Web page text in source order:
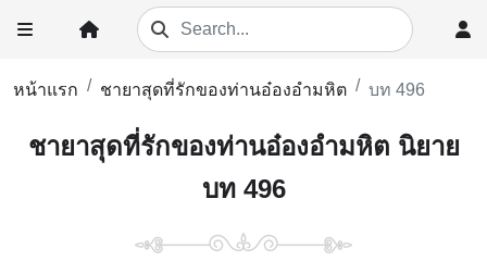
หน้าแรก ชายาสุดที่รักของท่านอ๋องอำมหิต บท 496
ชายาสุดที่รักของท่านอ๋องอำมหิต นิยาย
บท 496